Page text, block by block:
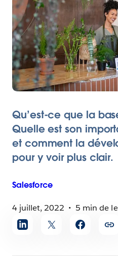
Qu’est-ce que la
Quelle est son
et comment la
pour y voir plus clair.
Salesforce
4 juillet, 2022
5 min de
Partager
l'article